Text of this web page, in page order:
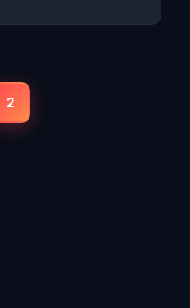
2